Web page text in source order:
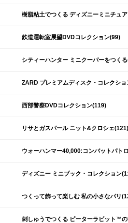
樹脂粘土でつくる ディズニーミニチュ
鉄道運転室展望DVDコレクション(99)
シティーハンター ミニクーパーをつく
ZARD プレミアムディスク・コレクショ
西部警察DVDコレクション(119)
リサとガスパール ニット&クロシェ(121)
ウォーハンマー40,000:コンバットパト
ディズニー ミニブック・コレクション
つくって飾って楽しむ 私の小さなパリ
刺しゅうでつくる ピーターラビット™